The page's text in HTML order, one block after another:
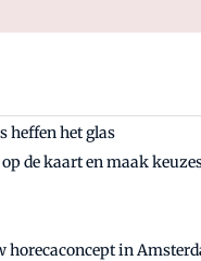
heffen het glas
de kaart en maak
in